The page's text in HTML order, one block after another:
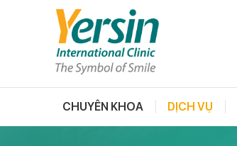
CHUYÊN KHOA DỊCH VỤ